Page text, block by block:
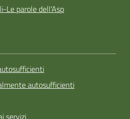
Le parole dell'Asp
autosufficienti